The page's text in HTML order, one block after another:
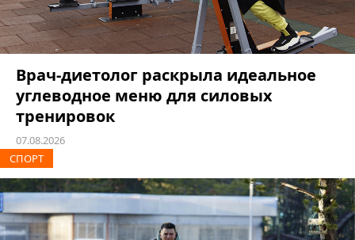
Врач-диетолог раскрыла идеальное
углеводное меню для силовых
тренировок
07.08.2026
СПОРТ